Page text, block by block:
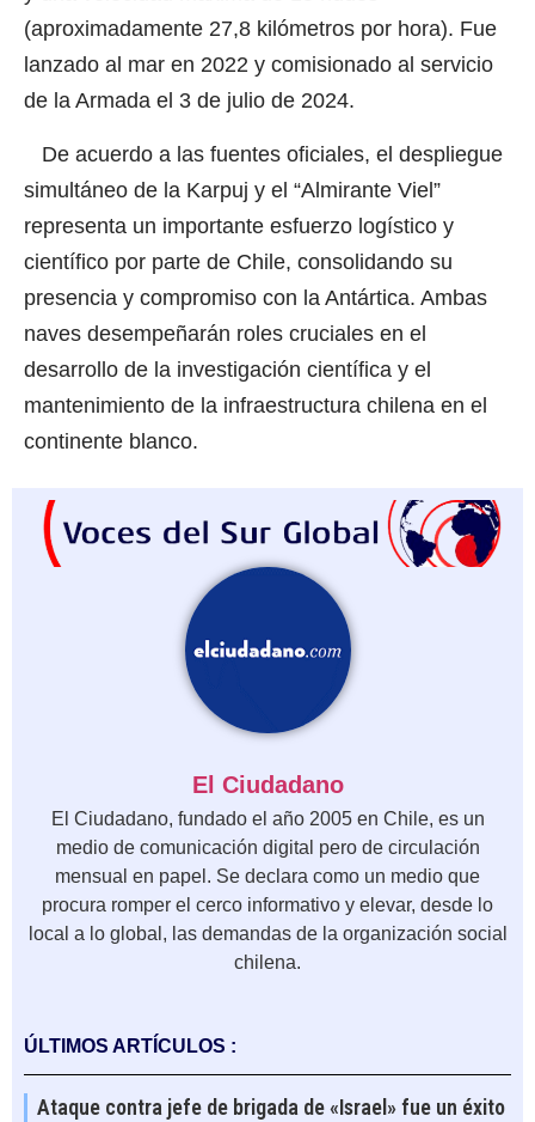
(aproximadamente 27,8 kilómetros por hora). Fue
lanzado al mar en 2022 y comisionado al servicio
de la Armada el 3 de julio de 2024.
De acuerdo a las fuentes oficiales, el despliegue
simultáneo de la Karpuj y el “Almirante Viel”
representa un importante esfuerzo logístico y
científico por parte de Chile, consolidando su
presencia y compromiso con la Antártica. Ambas
naves desempeñarán roles cruciales en el
desarrollo de la investigación científica y el
mantenimiento de la infraestructura chilena en el
continente blanco.
El Ciudadano
El Ciudadano, fundado el año 2005 en Chile, es un
medio de comunicación digital pero de circulación
mensual en papel. Se declara como un medio que
procura romper el cerco informativo y elevar, desde lo
local a lo global, las demandas de la organización social
chilena.
ÚLTIMOS ARTÍCULOS :
Ataque contra jefe de brigada de «Israel» fue un éxito